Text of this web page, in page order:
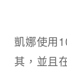
凱娜使用
其，並且